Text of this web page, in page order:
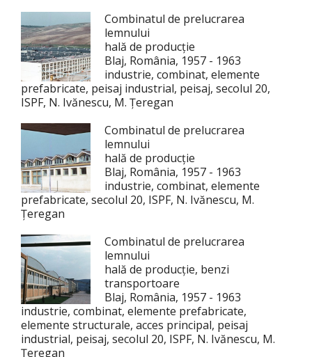
Combinatul de prelucrarea
lemnului
hală de producție
Blaj, România, 1957 - 1963
industrie, combinat, elemente
prefabricate, peisaj industrial, peisaj, secolul 20,
ISPF, N. Ivănescu, M. Țeregan
Combinatul de prelucrarea
lemnului
hală de producție
Blaj, România, 1957 - 1963
industrie, combinat, elemente
prefabricate, secolul 20, ISPF, N. Ivănescu, M.
Țeregan
Combinatul de prelucrarea
lemnului
hală de producție, benzi
transportoare
Blaj, România, 1957 - 1963
industrie, combinat, elemente prefabricate,
elemente structurale, acces principal, peisaj
industrial, peisaj, secolul 20, ISPF, N. Ivănescu, M.
Țeregan